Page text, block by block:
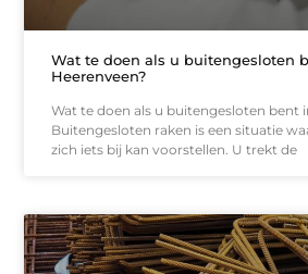
Wat te doen als u buitengesloten
Heerenveen?
Wat te doen als u buitengesloten bent
Buitengesloten raken is een situatie
zich iets bij kan voorstellen. U trekt de